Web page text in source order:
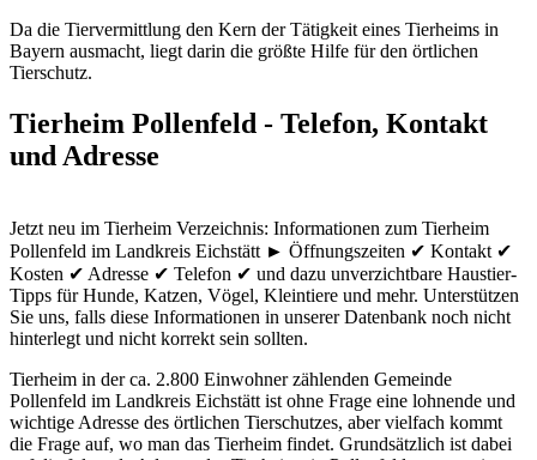
Da die Tiervermittlung den Kern der Tätigkeit eines Tierheims in
Bayern ausmacht, liegt darin die größte Hilfe für den örtlichen
Tierschutz.
Tierheim Pollenfeld - Telefon, Kontakt
und Adresse
Jetzt neu im Tierheim Verzeichnis: Informationen zum Tierheim
Pollenfeld im Landkreis Eichstätt ► Öffnungszeiten ✔ Kontakt ✔
Kosten ✔ Adresse ✔ Telefon ✔ und dazu unverzichtbare Haustier-
Tipps für Hunde, Katzen, Vögel, Kleintiere und mehr. Unterstützen
Sie uns, falls diese Informationen in unserer Datenbank noch nicht
hinterlegt und nicht korrekt sein sollten.
Tierheim in der ca. 2.800 Einwohner zählenden Gemeinde
Pollenfeld im Landkreis Eichstätt ist ohne Frage eine lohnende und
wichtige Adresse des örtlichen Tierschutzes, aber vielfach kommt
die Frage auf, wo man das Tierheim findet. Grundsätzlich ist dabei